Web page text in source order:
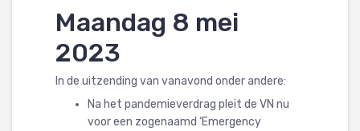
Maandag 8 mei
2023
In de uitzending van vanavond onder andere:
Na het pandemieverdrag pleit de VN nu
voor een zogenaamd ‘Emergency